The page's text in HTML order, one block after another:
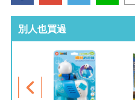
別人也買過